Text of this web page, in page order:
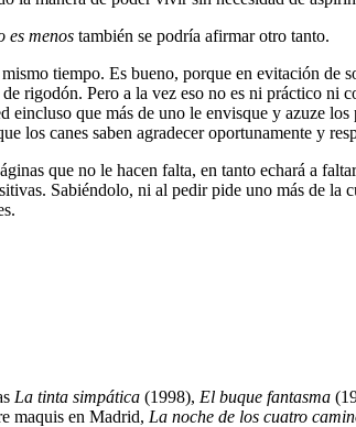
es menostambién se podría afirmar otro tanto.
tiempo. Es bueno, porque en evitación de
rigodón. Pero a la vez eso no es ni práctico ni
que más de uno le envisque y azuze
los canes saben agradecer oportunamente y
que no le hacen falta, en tanto echará a
Sabiéndolo, ni al pedir pide uno más de la
La tinta simpática (1998), El buque fantasma
maquis en Madrid, La noche de los cuatro